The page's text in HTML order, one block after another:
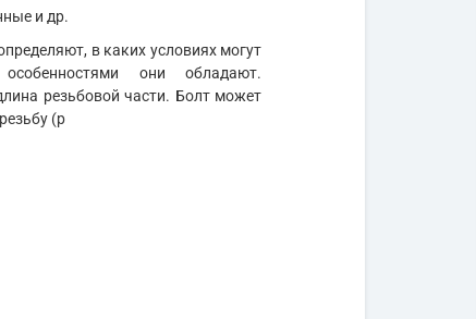
и др.
в каких условиях могут
они обладают.
резьбовой части. Болт может
(р